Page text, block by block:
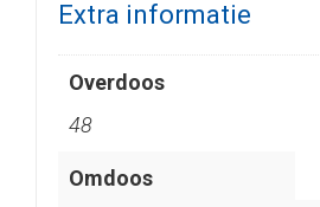
Extra informatie
Overdoos
48
Omdoos